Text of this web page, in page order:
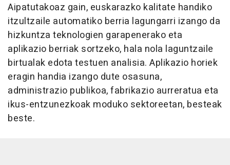
Aipatutakoaz gain, euskarazko kalitate handiko
itzultzaile automatiko berria lagungarri izango da
hizkuntza teknologien garapenerako eta
aplikazio berriak sortzeko, hala nola laguntzaile
birtualak edota testuen analisia. Aplikazio horiek
eragin handia izango dute osasuna,
administrazio publikoa, fabrikazio aurreratua eta
ikus-entzunezkoak moduko sektoreetan, besteak
beste.